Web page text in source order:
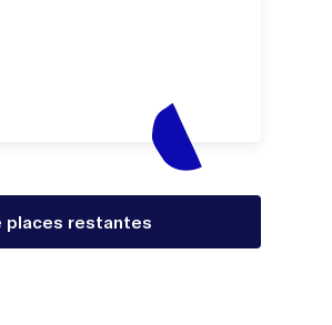
places restantes